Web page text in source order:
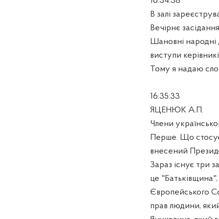
В залі
Вечірнє
Шановні народні
виступи
Тому я надаю
16:35:33
ЯЦЕНЮК А.П.
Члени
Перше. Що
внесений
Зараз існує три
це
Європейського
прав людини,